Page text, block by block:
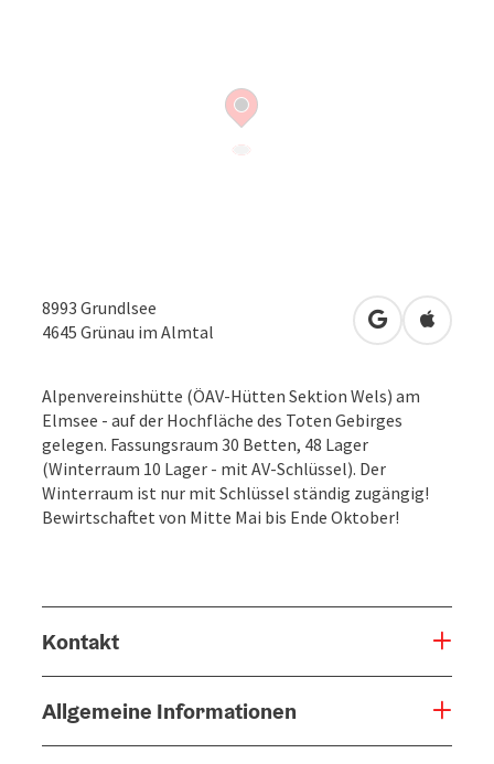
8993 Grundlsee
4645 Grünau im Almtal in Google
in
Alpenvereinshütte (ÖAV-Hütten Sektion Wels) am
Elmsee - auf der Hochfläche des Toten Gebirges
gelegen. Fassungsraum 30 Betten, 48 Lager
(Winterraum 10 Lager - mit AV-Schlüssel). Der
Winterraum ist nur mit Schlüssel ständig zugängig!
Bewirtschaftet von Mitte Mai bis Ende Oktober!
Kontakt
Allgemeine Informationen